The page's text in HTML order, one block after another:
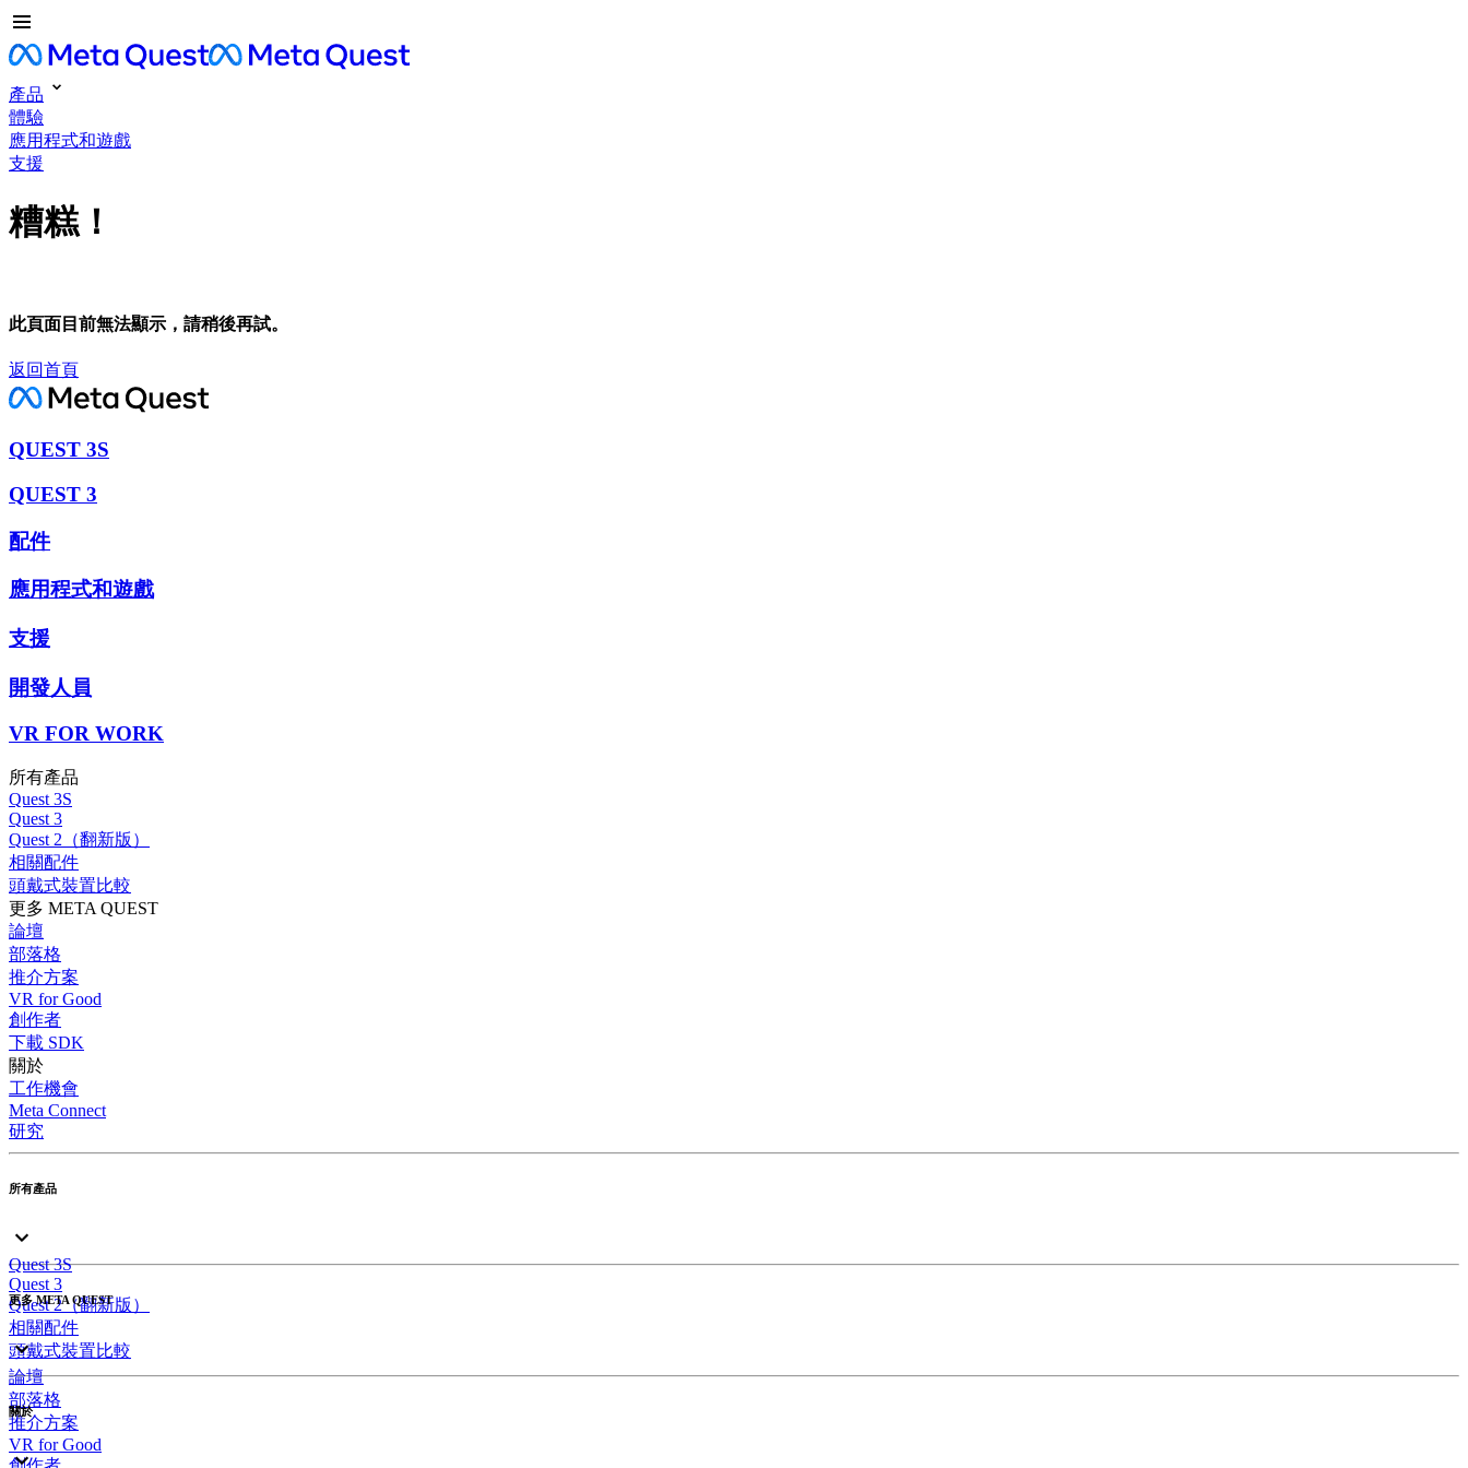
產品
體驗
應用程式和遊戲
支援
糟糕！
此頁面目前無法顯示，請稍後再試。
返回首頁
QUEST 3S
QUEST 3
配件
應用程式和遊戲
支援
開發人員
VR FOR WORK
所有產品
Quest 3S
Quest 3
Quest 2（翻新版）
相關配件
頭戴式裝置比較
更多 META QUEST
論壇
部落格
推介方案
VR for Good
創作者
下載 SDK
關於
工作機會
Meta Connect
研究
所有產品
Quest 3S
Quest 3
Quest 2（翻新版）
相關配件
頭戴式裝置比較
更多 META QUEST
論壇
部落格
推介方案
VR for Good
關於